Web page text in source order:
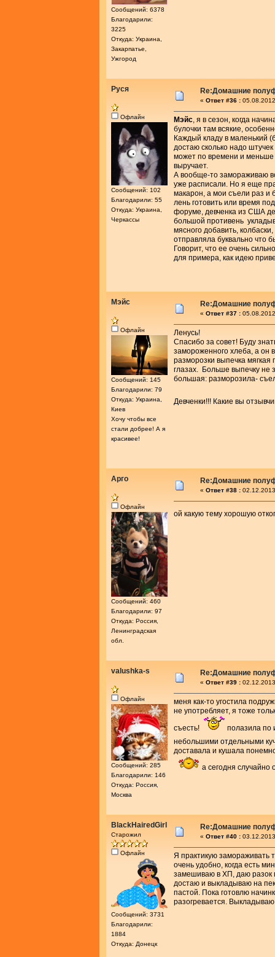
Сообщений: 6378
Благодарили:
3225
Откуда: Украина,
Закарпатье,
Ужгород
Руся
Офлайн
Сообщений: 102
Благодарили: 55
Откуда: Украина,
Черкассы
Re:Домашние
« Ответ #36 :
Мэйс , я в сезон, когда
булочки там всякие,
Каждый кладу в маленький
достаю сколько надо
может по времени и меньше
выручает.
А вообще-то замораживаю
уже расписали. Но я еще
макарон, а мои съели раз и
лень готовить или время
форуме, девченка из США
большой противень
мясного добавить,
отправляла буквально что
Говорит, что ее очень
для примера, как идею
Мэйс
Офлайн
Сообщений: 145
Благодарили: 79
Откуда: Украина,
Киев
Хочу чтобы все
стали добрее! А я
красивее!
Re:Домашние
« Ответ #37 :
Ленусь!
Спасибо за совет! Буду
замороженного хлеба, а он
разморозки выпечка мягкая
глазах. Больше выпечку не
большая: разморозила-
Девченки!!! Какие вы
Арго
Офлайн
Сообщений: 460
Благодарили: 97
Откуда: Россия,
Ленинградская
обл.
Re:Домашние
« Ответ #38 :
ой какую тему хорошую
valushka-s
Офлайн
Сообщений: 285
Благодарили: 146
Откуда: Россия,
Москва
Re:Домашние
« Ответ #39 :
меня как-то угостила
не употребляет, я тоже
съесть!
полазила по
небольшими отдельными
доставала и кушала
а сегодня
BlackHairedGirl
Старожил
Офлайн
Сообщений: 3731
Благодарили:
1884
Откуда: Донецк
Re:Домашние
« Ответ #40 :
Я практикую замораживать
очень удобно, когда есть
замешиваю в ХП, даю разок
достаю и выкладываю на
пастой. Пока готовлю
разогревается.